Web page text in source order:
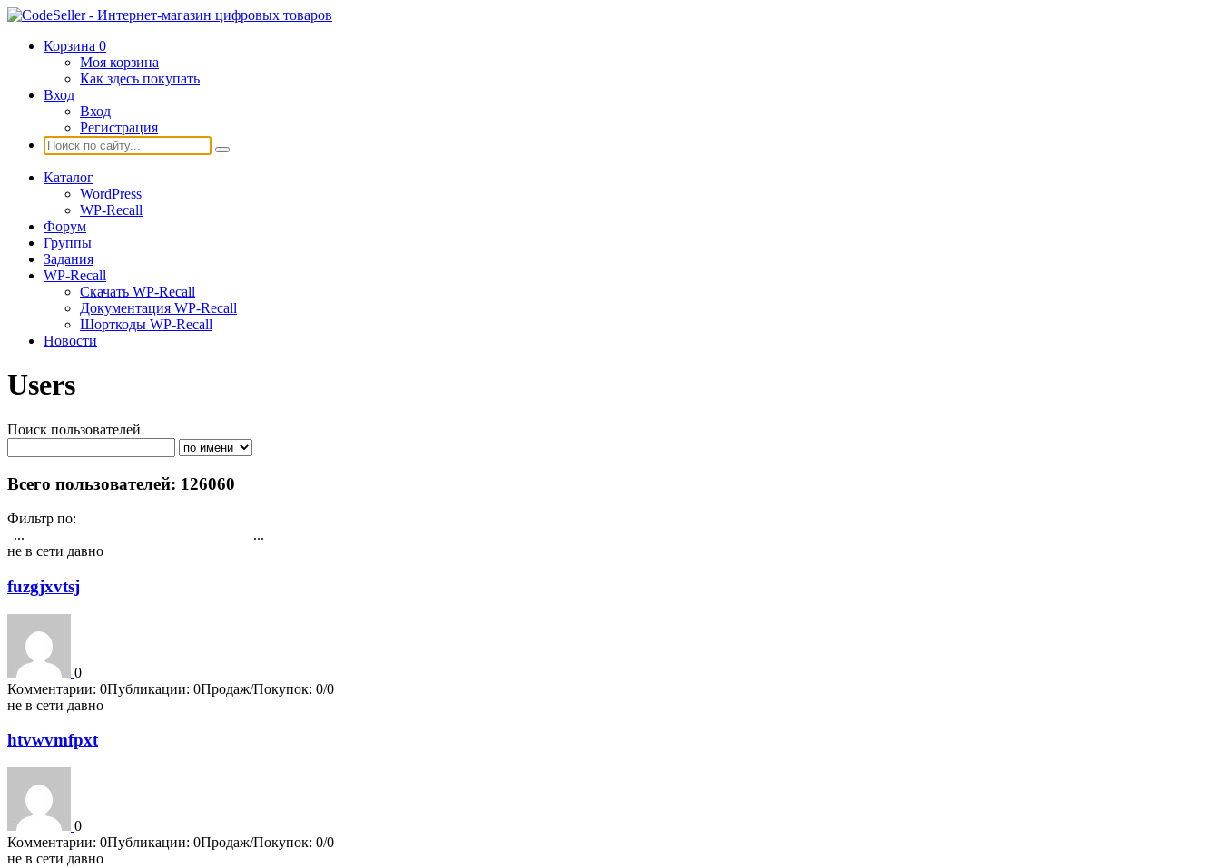
Корзина 0
Моя корзина
Как здесь покупать
Вход
Вход
Регистрация
Каталог
WordPress
WP-Recall
Форум
Группы
Задания
WP-Recall
Скачать WP-Recall
Документация WP-Recall
Шорткоды WP-Recall
Новости
Users
Поиск пользователей
Всего пользователей: 126060
Фильтр по:
... ...
не в сети давно
fuzgjxvtsj
0
Комментарии: 0Публикации: 0Продаж/Покупок: 0/0
не в сети давно
htvwvmfpxt
0
Комментарии: 0Публикации: 0Продаж/Покупок: 0/0
не в сети давно